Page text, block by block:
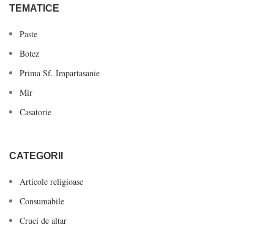
TEMATICE
Paste
Botez
Prima Sf. Impartasanie
Mir
Casatorie
CATEGORII
Articole religioase
Consumabile
Cruci de altar